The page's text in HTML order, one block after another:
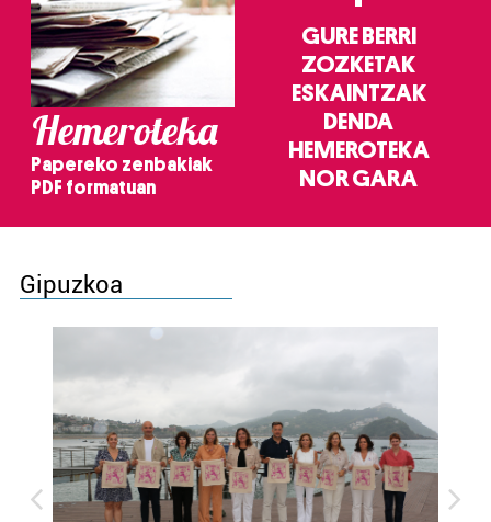
Hemeroteka
Papereko zenbakiak
PDF formatuan
GURE BERRI
ZOZKETAK
ESKAINTZAK
DENDA
HEMEROTEKA
NOR GARA
Gipuzkoa